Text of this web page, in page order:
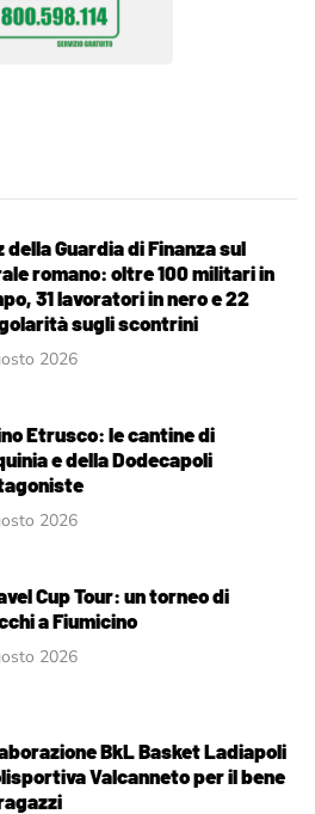
della Guardia di Finanza sul
romano: oltre 100 militari in
31 lavoratori in nero e 22
sugli scontrini
2026
Etrusco: le cantine di
e della Dodecapoli
2026
Cup Tour: un torneo di
a Fiumicino
2026
BkL Basket Ladiapoli
Valcanneto per il bene